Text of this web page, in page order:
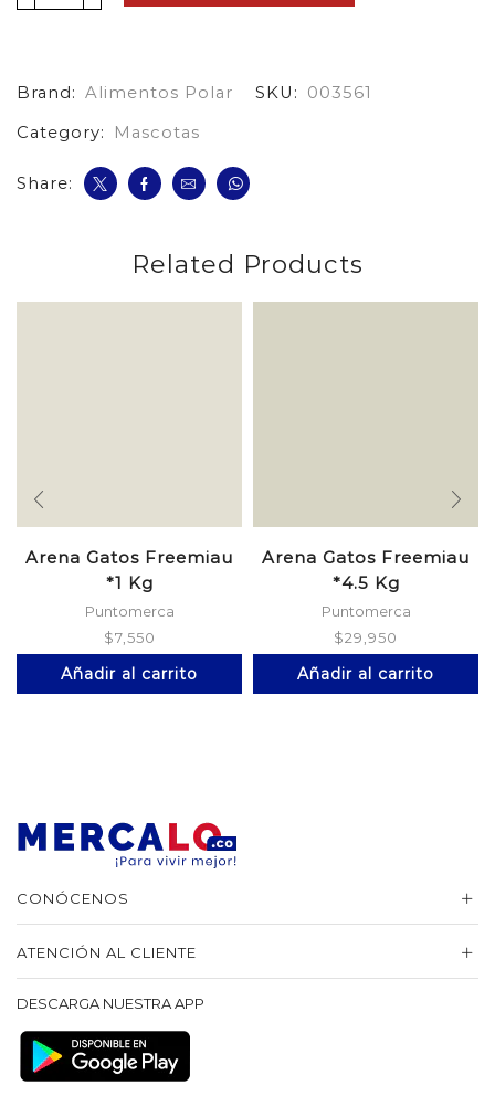
Mai
G
cantidad
Brand: Alimentos Polar SKU:
003561
Category:
Mascotas
Share:
Related Products
Arena Gatos Freemiau
*1 Kg
Puntomerca
$7,550
Añadir al carrito
Arena Gatos Freemiau
*4.5 Kg
Puntomerca
$29,950
Añadir al carrito
CONÓCENOS
ATENCIÓN AL CLIENTE
DESCARGA NUESTRA APP